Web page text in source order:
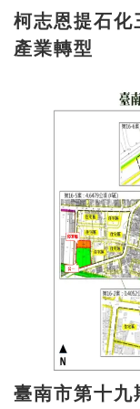
柯志恩提石化三大主張
產業轉型
臺南市第十九